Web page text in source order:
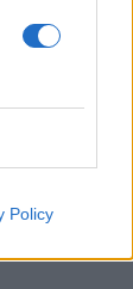
Policy